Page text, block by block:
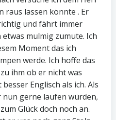
raus lassen könnte . Er
und fährt immer
mulmig zumute. Ich
Moment das ich
werde. Ich hoffe das
ihm ob er nicht was
Englisch als ich. Als
nun gerne laufen würden,
Glück doch noch an.